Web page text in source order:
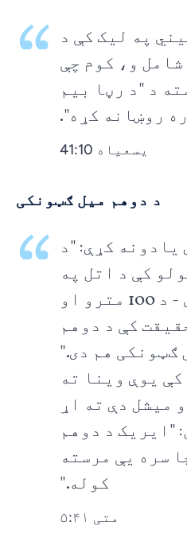
په لیک کې د
و، کوم چې
د "د رڼا بیم
روښانه کړه".
یسعیاه 41:10
د دوهم میل ګټونکی
یادونه کړې: "د
کې د اتل په
توګه پیژندل شوی - د 100 مترو او
حقیقت کې د دوهم
ګټونکی هم دی."
یوې وینا ته
میشل دې ته اړ
"ایریک د دوهم
سره یې مرسته
کوله."
متی ۵:۴۱